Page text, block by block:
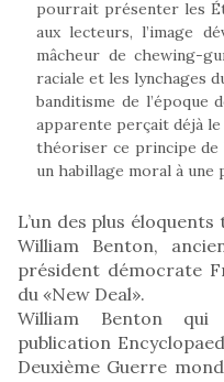
pourrait présenter les
aux lecteurs, l’image
mâcheur de chewing-
raciale et les lynchages
banditisme de l’époque
apparente perçait déjà
théoriser ce principe de
un habillage moral à une
L’un des plus
William Benton,
président démocrate
du «New Deal».
William Benton qui
publication
Deuxième Guerre